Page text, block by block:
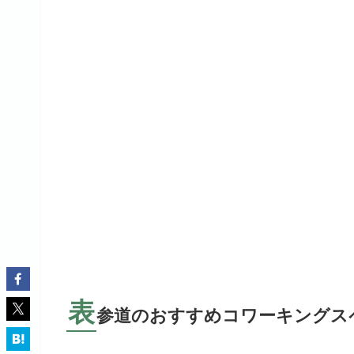
表参道のおすすめコワーキングス